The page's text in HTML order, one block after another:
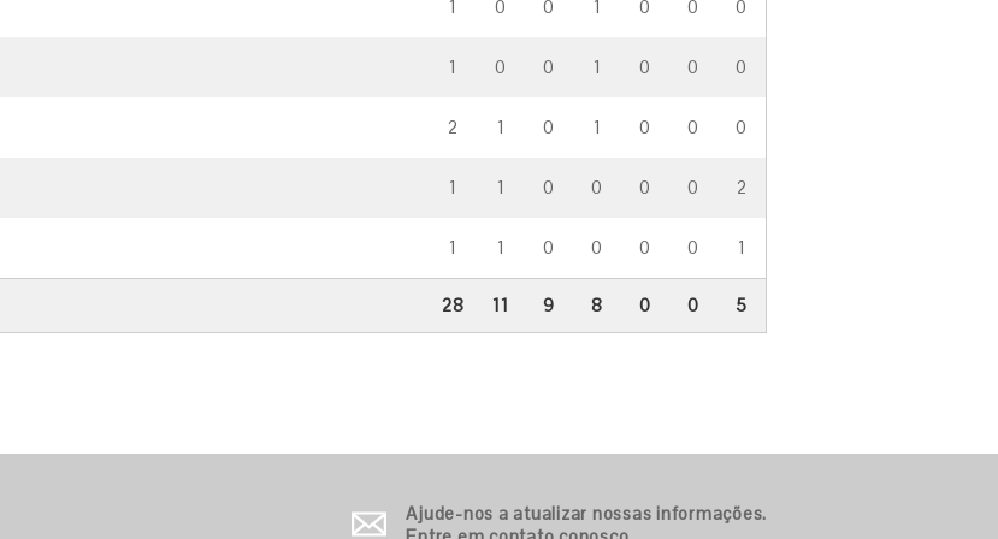
1 0 0 1 0 0 0
1 0 0 1 0 0 0
2 1 0 1 0 0 0
1 1 0 0 0 0 2
1 1 0 0 0 0 1
28 11 9 8 0 0 5
Ajude-nos a atualizar nossas informações.